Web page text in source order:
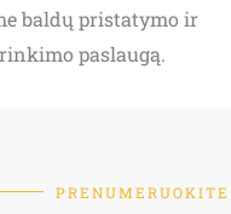
baldų pristatymo ir
paslaugą.